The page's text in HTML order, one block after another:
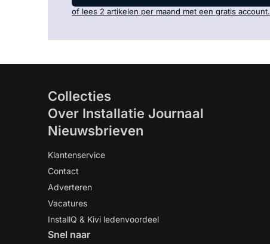
of lees 2 artikelen per maand met een gratis account.
Collecties
Over Installatie Journaal
Nieuwsbrieven
Klantenservice
Contact
Adverteren
Vacatures
InstallQ & Kivi ledenvoordeel
Snel naar